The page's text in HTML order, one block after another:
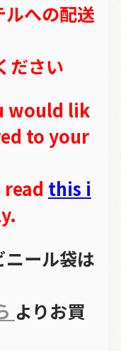
ルへの配送
ださい
would lik
to your
this i
ール袋は
よりお買